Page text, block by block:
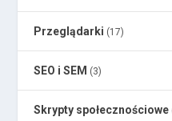
Przeglądarki (17)
SEO i SEM (3)
Skrypty społecznościowe